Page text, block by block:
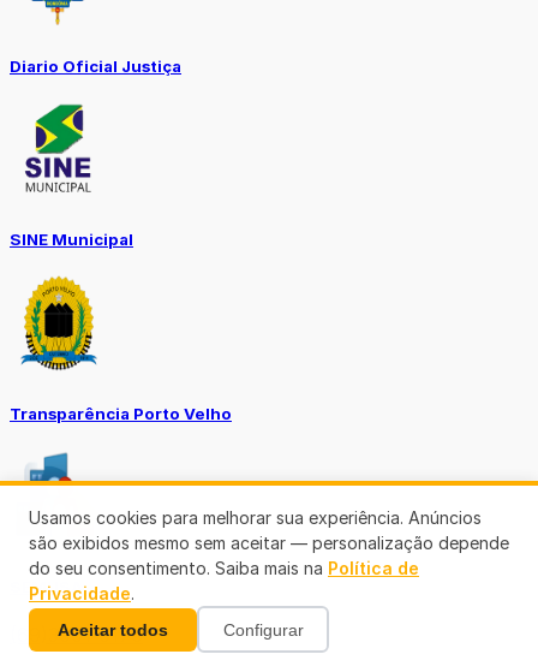
Diario Oficial Justiça
SINE Municipal
Transparência Porto Velho
SEMUSA
(69)3901-3176
Usamos cookies para melhorar sua experiência. Anúncios
são exibidos mesmo sem aceitar — personalização depende
do seu consentimento. Saiba mais na Política de
Privacidade.
Aceitar todos Configurar